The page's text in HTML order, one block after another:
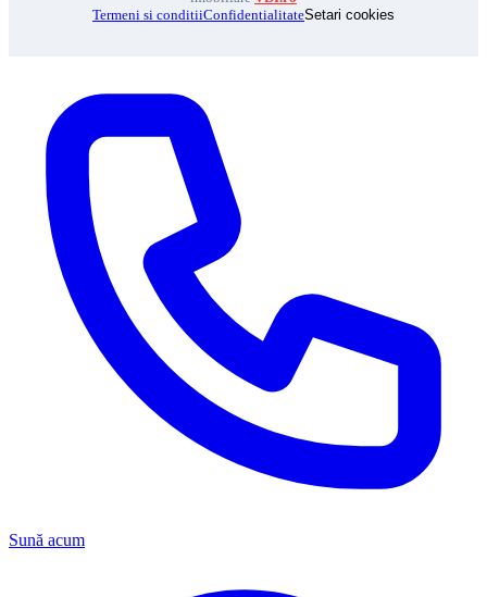
Termeni si conditiiConfidentialitateSetari cookies
Sună acum